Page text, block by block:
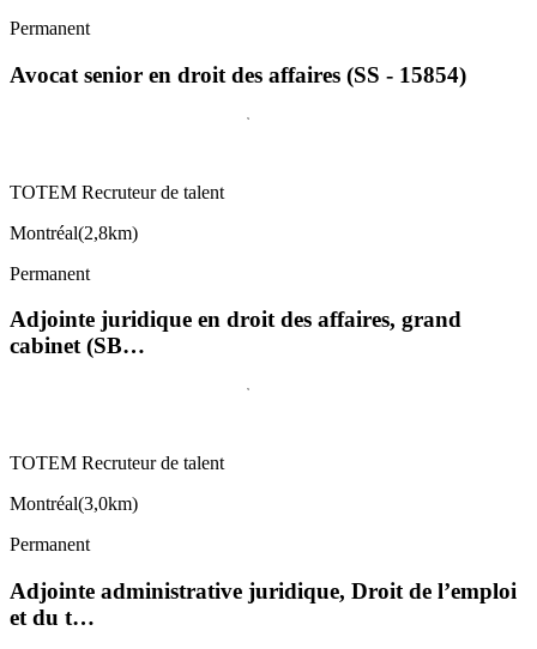
Permanent
Avocat senior en droit des affaires (SS - 15854)
TOTEM Recruteur de talent
Montréal(2,8km)
Permanent
Adjointe juridique en droit des affaires, grand
cabinet (SB…
TOTEM Recruteur de talent
Montréal(3,0km)
Permanent
Adjointe administrative juridique, Droit de l’emploi
et du t…